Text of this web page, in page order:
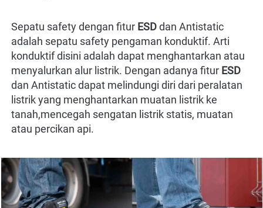
Sepatu safety dengan fitur ESD dan Antistatic
adalah sepatu safety pengaman konduktif. Arti
konduktif disini adalah dapat menghantarkan atau
menyalurkan alur listrik. Dengan adanya fitur
dan Antistatic dapat melindungi diri dari peralatan
listrik yang menghantarkan muatan listrik ke
tanah,mencegah sengatan listrik statis, muatan
atau percikan api.